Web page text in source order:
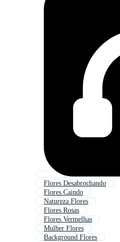
Flores Desabrochando
Flores Caindo
Natureza Flores
Flores Rosas
Flores Vermelhas
Mulher Flores
Background Flores